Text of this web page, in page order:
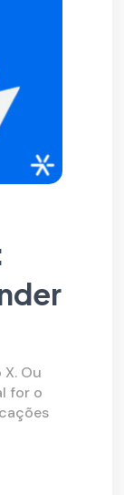
Ou
for o